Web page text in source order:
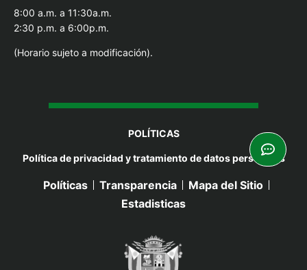
8:00 a.m. a 11:30a.m.
2:30 p.m. a 6:00p.m.
(Horario sujeto a modificación).
POLÍTICAS
Política de privacidad y tratamiento de datos personales
Políticas Transparencia
Mapa del Sitio
Estadisticas